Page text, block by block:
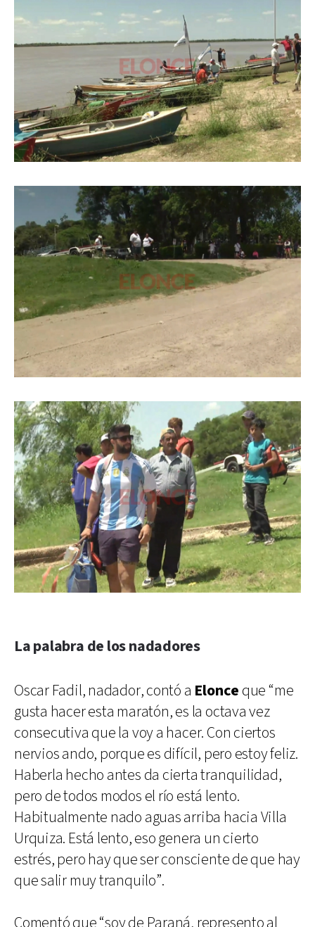
La palabra de los nadadores
Oscar Fadil, nadador, contó a Elonce que “me
gusta hacer esta maratón, es la octava vez
consecutiva que la voy a hacer. Con ciertos
nervios ando, porque es difícil, pero estoy feliz.
Haberla hecho antes da cierta tranquilidad,
pero de todos modos el río está lento.
Habitualmente nado aguas arriba hacia Villa
Urquiza. Está lento, eso genera un cierto
estrés, pero hay que ser consciente de que hay
que salir muy tranquilo”.
Comentó que “soy de Paraná, represento al